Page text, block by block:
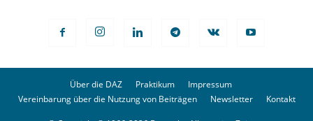
Über die DAZ Praktikum
Impressum
Vereinbarung über die Nutzung von Beiträgen
Newsletter Kontakt